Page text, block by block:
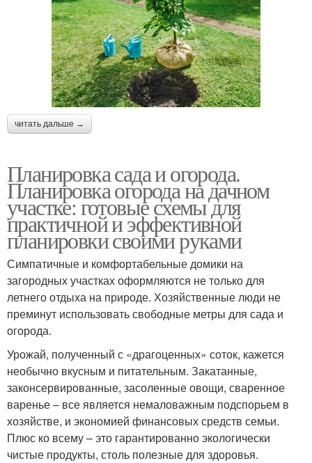
читать дальше →
Планировка сада и огорода.
Планировка огорода на дачном
участке: готовые схемы для
практичной и эффективной
планировки своими руками
Симпатичные и комфортабельные домики на
загородных участках оформляются не только для
летнего отдыха на природе. Хозяйственные люди не
преминут использовать свободные метры для сада и
огорода.
Урожай, полученный с «драгоценных» соток, кажется
необычно вкусным и питательным. Закатанные,
законсервированные, засоленные овощи, сваренное
варенье – все является немаловажным подспорьем в
хозяйстве, и экономией финансовых средств семьи.
Плюс ко всему – это гарантированно экологически
чистые продукты, столь полезные для здоровья.